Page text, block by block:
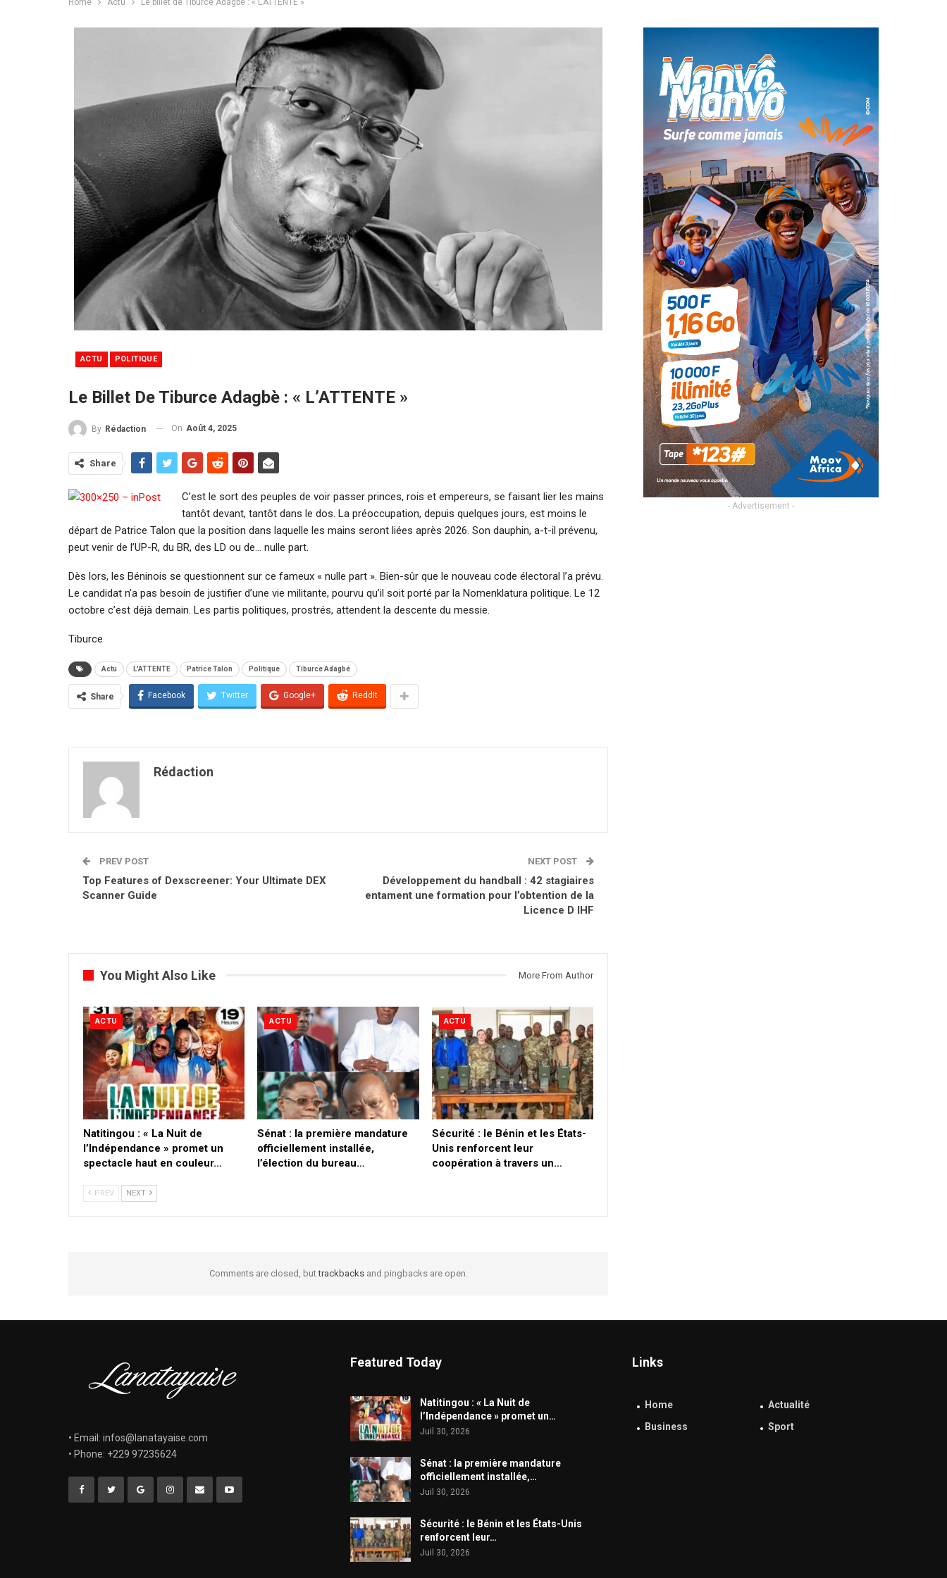
Home Actu Le billet de Tiburce Adagbè : « L’ATTENTE »
ACTU POLITIQUE
Le Billet De Tiburce Adagbè : « L’ATTENTE »
By Rédaction On Août 4, 2025
Share
C’est le sort des peuples de voir passer princes, rois et empereurs, se faisant lier les mains
tantôt devant, tantôt dans le dos. La préoccupation, depuis quelques jours, est moins le
départ de Patrice Talon que la position dans laquelle les mains seront liées après 2026. Son dauphin, a-t-il prévenu,
peut venir de l’UP-R, du BR, des LD ou de… nulle part.
Dès lors, les Béninois se questionnent sur ce fameux « nulle part ». Bien-sûr que le nouveau code électoral l’a prévu.
Le candidat n’a pas besoin de justifier d’une vie militante, pourvu qu’il soit porté par la Nomenklatura politique. Le 12
octobre c’est déjà demain. Les partis politiques, prostrés, attendent la descente du messie.
Tiburce
Actu L'ATTENTE Patrice Talon Politique Tiburce Adagbé
Share Facebook Twitter Google+ ReddIt
Rédaction
PREV POST
Top Features of Dexscreener: Your Ultimate DEX
Scanner Guide
NEXT POST
Développement du handball : 42 stagiaires
entament une formation pour l’obtention de la
Licence D IHF
You Might Also Like More From Author
ACTU
​Natitingou : « La Nuit de
l’Indépendance » promet un
spectacle haut en couleur…
ACTU
Sénat : la première mandature
officiellement installée,
l’élection du bureau…
ACTU
Sécurité : le Bénin et les États-
Unis renforcent leur
coopération à travers un…
PREV NEXT
Comments are closed, buttrackbacksand pingbacks are open.
- Advertisement -
• Email: infos@lanatayaise.com
• Phone: +229 97235624
Featured Today
​Natitingou : « La Nuit de
l’Indépendance » promet un…
Juil 30, 2026
Sénat : la première mandature
officiellement installée,…
Juil 30, 2026
Sécurité : le Bénin et les États-Unis
renforcent leur…
Juil 30, 2026
Links
Home
Actualité
Business
Sport